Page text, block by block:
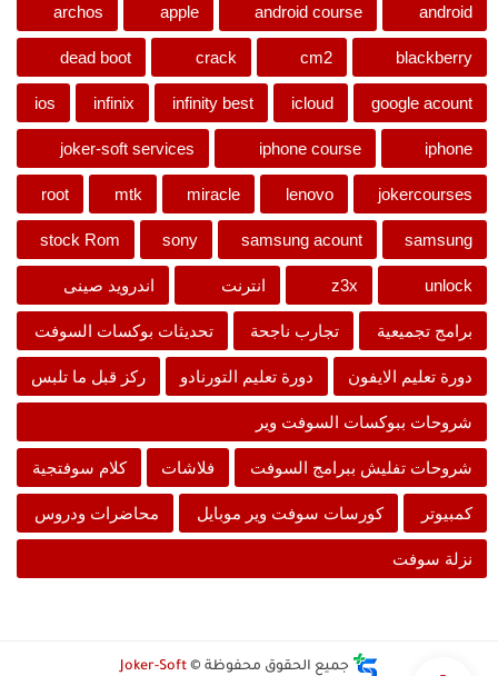
android
android course
apple
archos
blackberry
cm2
crack
dead boot
google acount
icloud
infinity best
infinix
ios
iphone
iphone course
joker-soft services
jokercourses
lenovo
miracle
mtk
root
samsung
samsung acount
sony
stock Rom
unlock
z3x انترنت اندرويد صينى
برامج تجميعية تجارب ناجحة تحديثات بوكسات السوفت
دورة تعليم الايفون دورة تعليم التورنادو ركز قبل ما تلبس
شروحات ببوكسات السوفت وير
شروحات تفليش ببرامج السوفت فلاشات كلام سوفتجية
كمبيوتر كورسات سوفت وير موبايل محاضرات ودروس
نزلة سوفت
جميع الحقوق محفوظة © Joker-Soft